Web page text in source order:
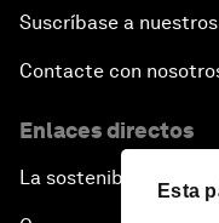
Esta
Suscríbase a
Contacte con
Enlaces directos
La sostenibilidad en el